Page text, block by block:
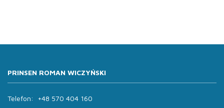
PRINSEN ROMAN WICZYŃSKI
Telefon:
+48 570 404 160